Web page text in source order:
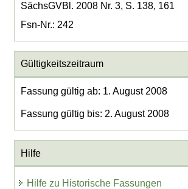
SächsGVBl. 2008 Nr. 3, S. 138, 161
Fsn-Nr.: 242
Gültigkeitszeitraum
Fassung gültig ab: 1. August 2008
Fassung gültig bis: 2. August 2008
Hilfe
Hilfe zu Historische Fassungen